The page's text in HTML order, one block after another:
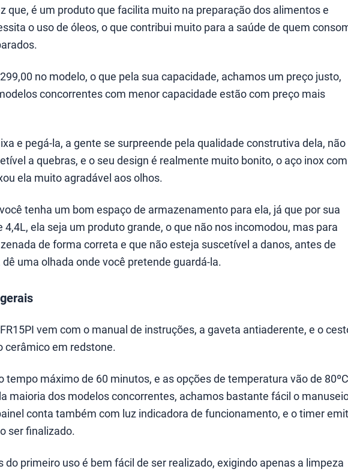
que, é um produto que facilita muito na preparação dos alimentos e
o uso de óleos, o que contribui muito para a saúde de quem
no modelo, o que pela sua capacidade, achamos um preço justo,
concorrentes com menor capacidade estão com preço mais
e pegá-la, a gente se surpreende pela qualidade construtiva dela, não
a quebras, e o seu design é realmente muito bonito, o aço inox com
ela muito agradável aos olhos.
tenha um bom espaço de armazenamento para ela, já que por sua
4,4L, ela seja um produto grande, o que não nos incomodou, mas para
de forma correta e que não esteja suscetível a danos, antes de
uma olhada onde você pretende guardá-la.
vem com o manual de instruções, a gaveta antiaderente, e o
cerâmico em redstone.
tempo máximo de 60 minutos, e as opções de temperatura vão de
maioria dos modelos concorrentes, achamos bastante fácil o
conta também com luz indicadora de funcionamento, e o timer
ser finalizado.
do primeiro uso é bem fácil de ser realizado, exigindo apenas a limpeza